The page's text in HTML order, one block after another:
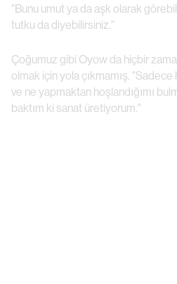
"Bunu umut ya da aşk olarak
tutku da diyebilirsiniz."
Çoğumuz gibi Oyow da hiçbir
olmak için yola çıkmamış.
ve ne yapmaktan hoşlandığımı
baktım ki sanat üretiyorum."